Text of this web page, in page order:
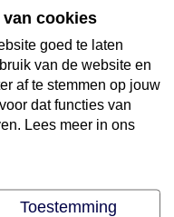
je
van cookies
goed te laten
van de website en
af te stemmen op jouw
dat functies van
Lees meer in ons
Toestemming